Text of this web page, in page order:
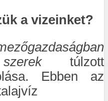
a vizeinket?
túlzott
Ebben az